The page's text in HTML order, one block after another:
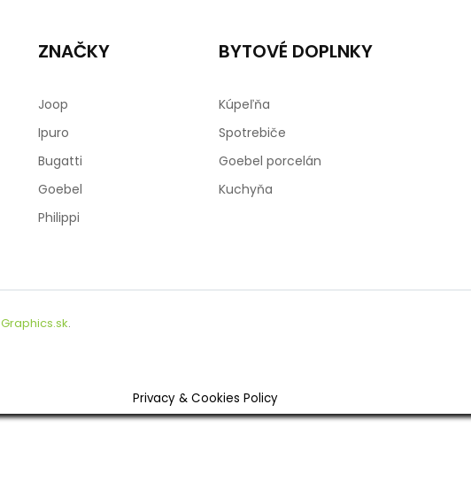
ZNAČKY
Joop
Ipuro
Bugatti
Goebel
Philippi
BYTOVÉ DOPLNKY
Kúpeľňa
Spotrebiče
Goebel porcelán
Kuchyňa
Graphics.sk.
Privacy & Cookies Policy